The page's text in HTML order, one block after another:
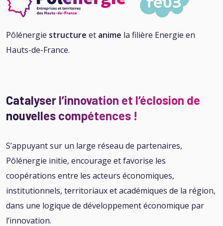
Pôlénergie structure et anime la filière Energie en
Hauts-de-France.
Catalyser l’innovation et l’éclosion de
nouvelles compétences !
S’appuyant sur un large réseau de partenaires,
Pôlénergie initie, encourage et favorise les
coopérations entre les acteurs économiques,
institutionnels, territoriaux et académiques de la région,
dans une logique de développement économique par
l’innovation.